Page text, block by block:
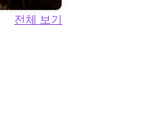
전체 보기